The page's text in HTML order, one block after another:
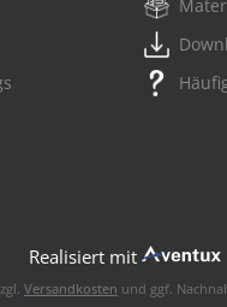
Realisiert mit
Versandkosten und ggf.